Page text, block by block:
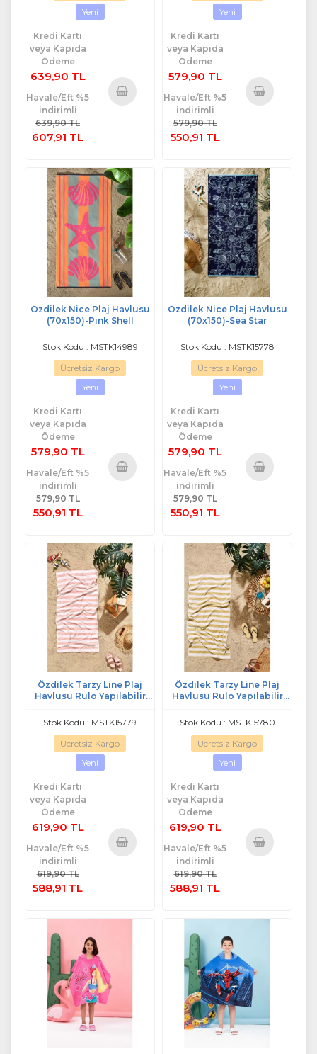
Yeni
Kredi Kartı
veya Kapıda
Ödeme
639,90 TL
Havale/Eft %5
indirimli
639,90 TL
607,91 TL
Yeni
Kredi Kartı
veya Kapıda
Ödeme
579,90 TL
Havale/Eft %5
indirimli
579,90 TL
550,91 TL
Özdilek Nice Plaj Havlusu
(70x150)-Pink Shell
Stok Kodu : MSTK14989
Ücretsiz Kargo
Yeni
Kredi Kartı
veya Kapıda
Ödeme
579,90 TL
Havale/Eft %5
indirimli
579,90 TL
550,91 TL
Özdilek Nice Plaj Havlusu
(70x150)-Sea Star
Stok Kodu : MSTK15778
Ücretsiz Kargo
Yeni
Kredi Kartı
veya Kapıda
Ödeme
579,90 TL
Havale/Eft %5
indirimli
579,90 TL
550,91 TL
Özdilek Tarzy Line Plaj
Havlusu Rulo Yapılabilir
Stok Kodu : MSTK15779
Ücretsiz Kargo
Yeni
Kredi Kartı
veya Kapıda
Ödeme
619,90 TL
Havale/Eft %5
indirimli
619,90 TL
588,91 TL
Özdilek Tarzy Line Plaj
Havlusu Rulo Yapılabilir
Stok Kodu : MSTK15780
Ücretsiz Kargo
Yeni
Kredi Kartı
veya Kapıda
Ödeme
619,90 TL
Havale/Eft %5
indirimli
619,90 TL
588,91 TL